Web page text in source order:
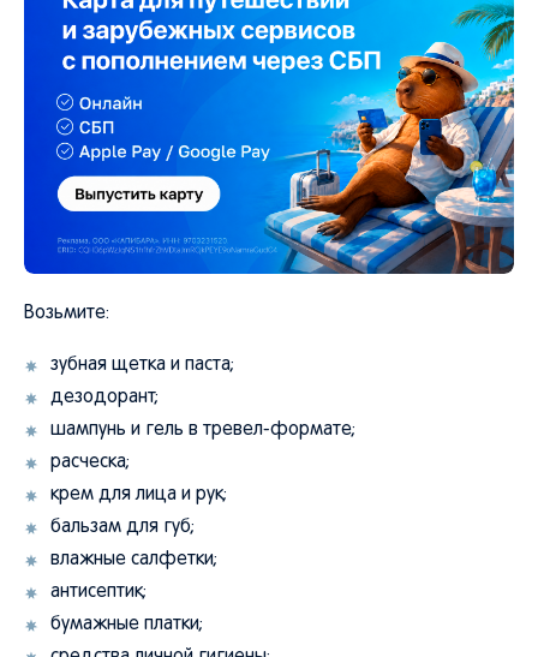
Возьмите:
зубная щетка и паста;
дезодорант;
шампунь и гель в тревел-формате;
расческа;
крем для лица и рук;
бальзам для губ;
влажные салфетки;
антисептик;
бумажные платки;